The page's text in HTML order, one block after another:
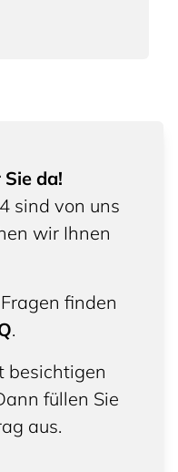
da!
sind von uns
wir Ihnen
finden
.
besichtigen
füllen Sie
aus.